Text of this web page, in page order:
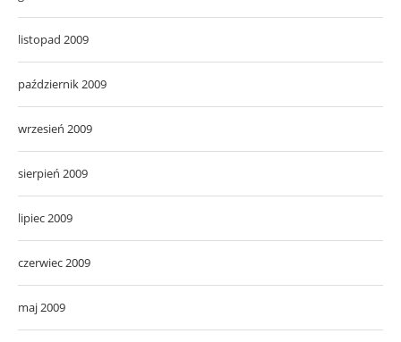
listopad 2009
październik 2009
wrzesień 2009
sierpień 2009
lipiec 2009
czerwiec 2009
maj 2009